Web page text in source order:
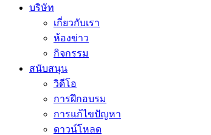
บริษัท
เกี่ยวกับเรา
ห้องข่าว
กิจกรรม
สนับสนุน
วิดีโอ
การฝึกอบรม
การแก้ไขปัญหา
ดาวน์โหลด